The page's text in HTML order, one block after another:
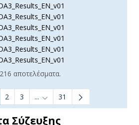
αποτελέσματα.
2 3 ... Ενδιάμεσες σελίδες Use
31
Σύζευξης